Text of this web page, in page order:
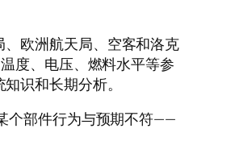
欧洲航天局、空客和洛克
度、电压、燃料水平等参
识和长期分析。
个部件行为与预期不符——